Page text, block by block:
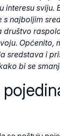
interesu sviju.
s najboljim
Općenito,
sredstava i
bi se